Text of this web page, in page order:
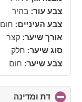
צבע עור: בהיר
צבע העיניים: חום
אורך שיער: קצר
סוג שיער: חלק
צבע שיער: חום
דת ומדינה